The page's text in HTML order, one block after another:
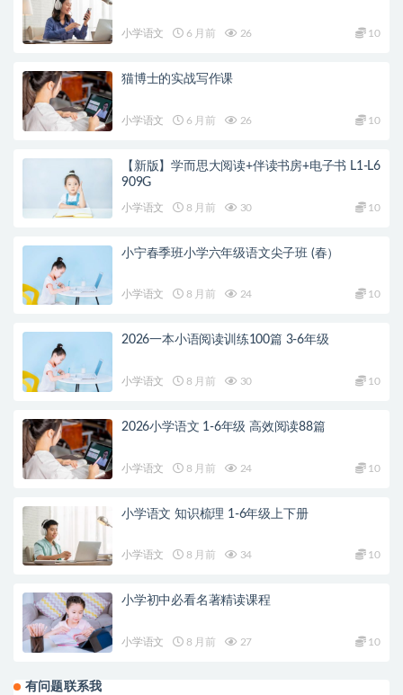
小学语文 6 月前 26 10
猫博士的实战写作课
小学语文 6 月前 26 10
【新版】学而思大阅读+伴读书房+电子书 L1-L6
909G
小学语文 8 月前 30 10
小宁春季班小学六年级语文尖子班 (春）
小学语文 8 月前 24 10
2026一本小语阅读训练100篇 3-6年级
小学语文 8 月前 30 10
2026小学语文 1-6年级 高效阅读88篇
小学语文 8 月前 24 10
小学语文 知识梳理 1-6年级上下册
小学语文 8 月前 34 10
小学初中必看名著精读课程
小学语文 8 月前 27 10
有问题联系我